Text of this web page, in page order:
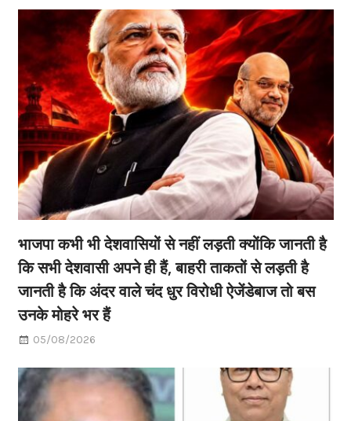
भाजपा कभी भी देशवासियों से नहीं लड़ती क्योंकि जानती है
कि सभी देशवासी अपने ही हैं, बाहरी ताकतों से लड़ती है
जानती है कि अंदर वाले चंद धुर विरोधी ऐजेंडेबाज तो बस
उनके मोहरे भर हैं
05/08/2026